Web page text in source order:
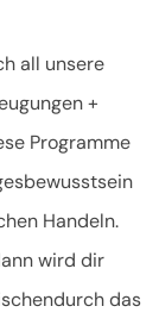
all unsere
+
Programme
Handeln.
wird dir
das